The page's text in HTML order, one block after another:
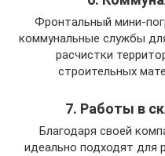
Фронтальный мини-
коммунальные службы
расчистки
строительных
7. Работы в
Благодаря своей
идеально подходят для